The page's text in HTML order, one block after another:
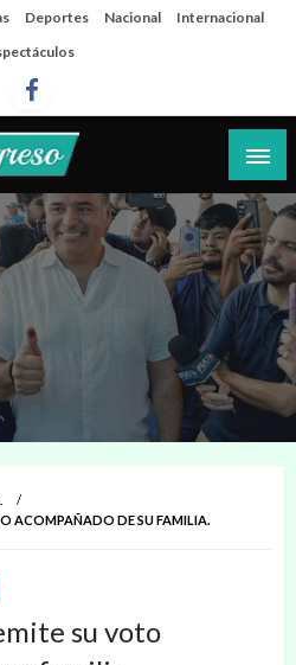
Deportes Nacional
Internacional
del puerto
ACOMPAÑADO DE SU FAMILIA.
su voto